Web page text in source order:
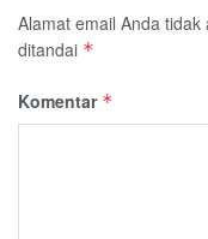
Alamat email Anda tidak
ditandai *
Komentar *